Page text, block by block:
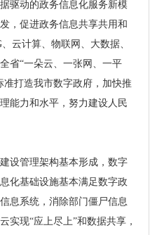
驱动的政务信息化服务新模
，促进政务信息共享共用和
云计算、物联网、大数据、
省“一朵云、一张网、一平
准打造我市数字政府，加快推
能力和水平，努力建设人民
设管理架构基本形成，数字
化基础设施基本满足数字政
息系统，消除部门僵尸信息
实现“应上尽上”和数据共享，